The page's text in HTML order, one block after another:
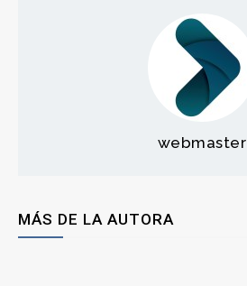
webmaster
MÁS DE LA AUTORA